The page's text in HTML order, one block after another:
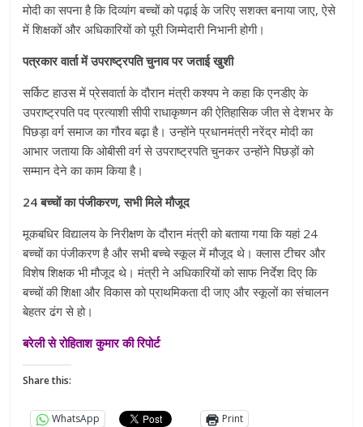
मोदी का सपना है कि दिव्यांग बच्चों को पढ़ाई के जरिए सशक्त बनाया जाए, ऐसे
में शिक्षकों और अधिकारियों को पूरी जिम्मेदारी निभानी होगी।
पत्रकार वार्ता में उपराष्ट्रपति चुनाव पर जताई खुशी
सर्किट हाउस में प्रेसवार्ता के दौरान मंत्री कश्यप ने कहा कि एनडीए के
उपराष्ट्रपति पद प्रत्याशी सीपी राधाकृष्णन की ऐतिहासिक जीत से देशभर के
पिछड़ा वर्ग समाज का गौरव बढ़ा है। उन्होंने प्रधानमंत्री नरेंद्र मोदी का
आभार जताया कि ओबीसी वर्ग से उपराष्ट्रपति चुनकर उन्होंने पिछड़ों को
सम्मान देने का काम किया है।
24 बच्चों का पंजीकरण, सभी मिले मौजूद
मूकबधिर विद्यालय के निरीक्षण के दौरान मंत्री को बताया गया कि यहां 24
बच्चों का पंजीकरण है और सभी बच्चे स्कूल में मौजूद थे। क्लास टीचर और
विशेष शिक्षक भी मौजूद थे। मंत्री ने अधिकारियों को साफ निर्देश दिए कि
बच्चों की शिक्षा और विकास को प्राथमिकता दी जाए और स्कूलों का संचालन
बेहतर ढंग से हो।
बरेली से रोहिताश कुमार की रिपोर्ट
Share this:
WhatsApp Print